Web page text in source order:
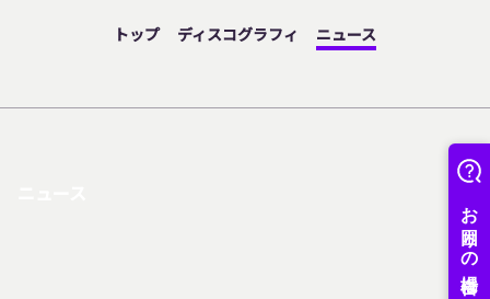
トップ ディスコグラフィ ニュース